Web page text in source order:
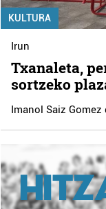
KULTURA
Irun
Txanaleta,
sortzeko
Imanol Saiz Gomez